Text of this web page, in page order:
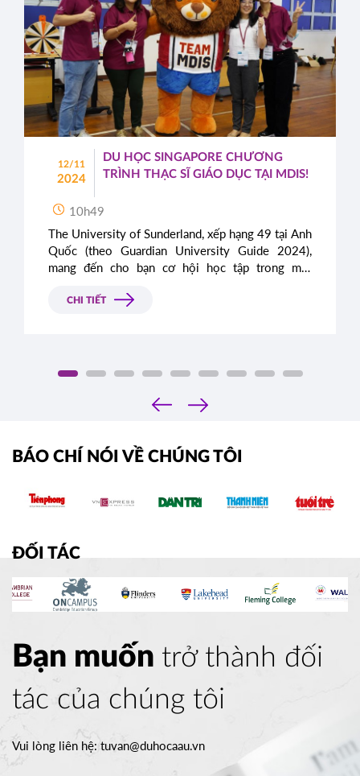
12/11
2024
DU HỌC SINGAPORE CHƯƠNG
TRÌNH THẠC SĨ GIÁO DỤC TẠI MDIS!
10h49
The University of Sunderland, xếp hạng 49 tại Anh
Quốc (theo Guardian University Guide 2024),
mang đến cho bạn cơ hội học tập trong môi
Thạc sĩ Quản lý Giáo dục.
CHI TIẾT
‹
›
BÁO CHÍ NÓI VỀ CHÚNG TÔI
ĐỐI TÁC
Bạn muốn trở thành đối
tác của chúng tôi
Vui lòng liên hệ:tuvan@duhocaau.vn